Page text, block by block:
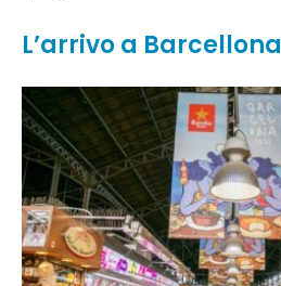
L’arrivo a Barcellona